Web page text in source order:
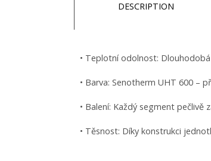
DESCRIPTION
• Teplotní odolnost:
• Barva: Senotherm UHT 600 –
• Balení: Každý segment
• Těsnost: Díky konstrukci